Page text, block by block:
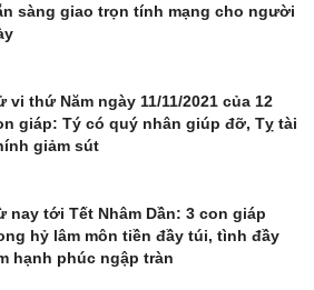
sàng giao trọn tính mạng cho người
vi thứ Năm ngày 11/11/2021 của 12
giáp: Tý có quý nhân giúp đỡ, Tỵ tài
giảm sút
nay tới Tết Nhâm Dần: 3 con giáp
hỷ lâm môn tiền đầy túi, tình đầy
hạnh phúc ngập tràn